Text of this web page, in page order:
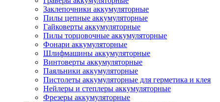
Заклепочники аккумуляторные
Пилы цепные аккумуляторные
Гайковерты аккумуляторные
Пилы торцовочные аккумуляторные
Фонари аккумуляторные
Шлифмашины аккумуляторные
Винтоверты аккумуляторные
Паяльники аккумуляторные
Пистолеты аккумуляторные для герметика и клея
Нейлеры и степлеры аккумуляторные
Фрезеры аккумуляторные